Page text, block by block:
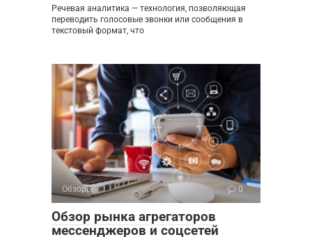
Речевая аналитика — технология, позволяющая
переводить голосовые звонки или сообщения в
текстовый формат, что
Обзоры 0
Обзор рынка агрегаторов
мессенджеров и соцсетей